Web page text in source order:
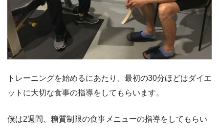
トレーニングを始めるにあたり、最初の30分ほどはダイエ
ットに大切な食事の指導をしてもらいます。
僕は2週間、糖質制限の食事メニューの指導をしてもらい